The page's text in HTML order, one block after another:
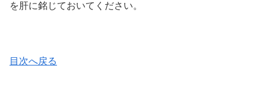
を肝に銘じておいてください。
目次へ戻る